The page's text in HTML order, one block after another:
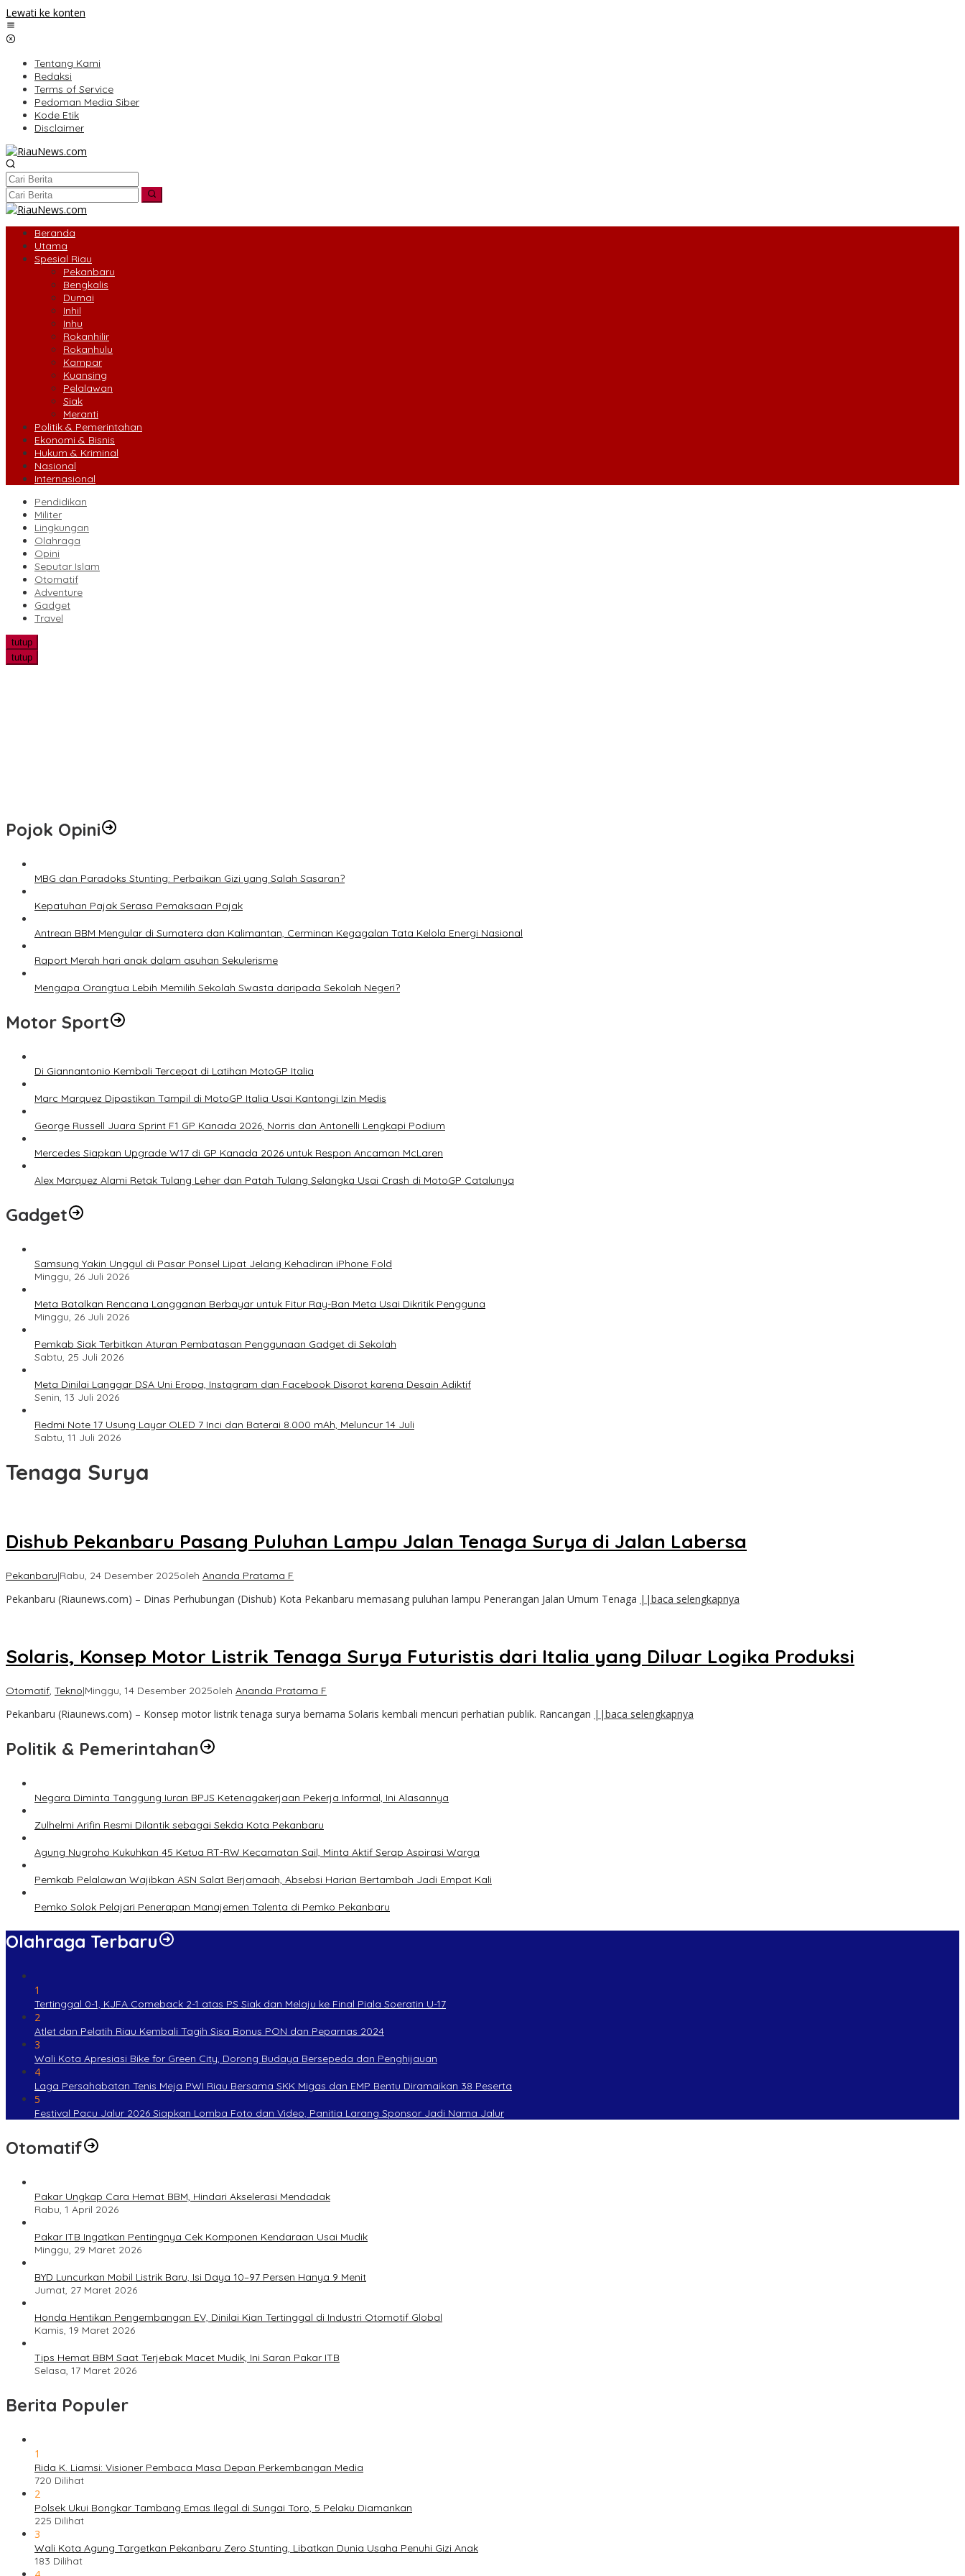
Lewati ke konten
Tentang Kami
Redaksi
Terms of Service
Pedoman Media Siber
Kode Etik
Disclaimer
Beranda
Utama
Spesial Riau
Pekanbaru
Bengkalis
Dumai
Inhil
Inhu
Rokanhilir
Rokanhulu
Kampar
Kuansing
Pelalawan
Siak
Meranti
Politik & Pemerintahan
Ekonomi & Bisnis
Hukum & Kriminal
Nasional
Internasional
Pendidikan
Militer
Lingkungan
Olahraga
Opini
Seputar Islam
Otomatif
Adventure
Gadget
Travel
tutup
tutup
Pojok Opini
MBG dan Paradoks Stunting: Perbaikan Gizi yang Salah Sasaran?
Kepatuhan Pajak Serasa Pemaksaan Pajak
Antrean BBM Mengular di Sumatera dan Kalimantan, Cerminan Kegagalan Tata Kelola Energi Nasional
Raport Merah hari anak dalam asuhan Sekulerisme
Mengapa Orangtua Lebih Memilih Sekolah Swasta daripada Sekolah Negeri?
Motor Sport
Di Giannantonio Kembali Tercepat di Latihan MotoGP Italia
Marc Marquez Dipastikan Tampil di MotoGP Italia Usai Kantongi Izin Medis
George Russell Juara Sprint F1 GP Kanada 2026, Norris dan Antonelli Lengkapi Podium
Mercedes Siapkan Upgrade W17 di GP Kanada 2026 untuk Respon Ancaman McLaren
Alex Marquez Alami Retak Tulang Leher dan Patah Tulang Selangka Usai Crash di MotoGP Catalunya
Gadget
Samsung Yakin Unggul di Pasar Ponsel Lipat Jelang Kehadiran iPhone Fold
Minggu, 26 Juli 2026
Meta Batalkan Rencana Langganan Berbayar untuk Fitur Ray-Ban Meta Usai Dikritik Pengguna
Minggu, 26 Juli 2026
Pemkab Siak Terbitkan Aturan Pembatasan Penggunaan Gadget di Sekolah
Sabtu, 25 Juli 2026
Meta Dinilai Langgar DSA Uni Eropa, Instagram dan Facebook Disorot karena Desain Adiktif
Senin, 13 Juli 2026
Redmi Note 17 Usung Layar OLED 7 Inci dan Baterai 8.000 mAh, Meluncur 14 Juli
Sabtu, 11 Juli 2026
Tenaga Surya
Dishub Pekanbaru Pasang Puluhan Lampu Jalan Tenaga Surya di Jalan Labersa
Pekanbaru|Rabu, 24 Desember 2025oleh Ananda Pratama F
Pekanbaru (Riaunews.com) – Dinas Perhubungan (Dishub) Kota Pekanbaru memasang puluhan lampu Penerangan Jalan Umum Tenaga ||baca selengkapnya
Solaris, Konsep Motor Listrik Tenaga Surya Futuristis dari Italia yang Diluar Logika Produksi
Otomatif, Tekno|Minggu, 14 Desember 2025oleh Ananda Pratama F
Pekanbaru (Riaunews.com) – Konsep motor listrik tenaga surya bernama Solaris kembali mencuri perhatian publik. Rancangan ||baca selengkapnya
Politik & Pemerintahan
Negara Diminta Tanggung Iuran BPJS Ketenagakerjaan Pekerja Informal, Ini Alasannya
Zulhelmi Arifin Resmi Dilantik sebagai Sekda Kota Pekanbaru
Agung Nugroho Kukuhkan 45 Ketua RT-RW Kecamatan Sail, Minta Aktif Serap Aspirasi Warga
Pemkab Pelalawan Wajibkan ASN Salat Berjamaah, Absebsi Harian Bertambah Jadi Empat Kali
Pemko Solok Pelajari Penerapan Manajemen Talenta di Pemko Pekanbaru
Olahraga Terbaru
1
Tertinggal 0-1, KJFA Comeback 2-1 atas PS Siak dan Melaju ke Final Piala Soeratin U-17
2
Atlet dan Pelatih Riau Kembali Tagih Sisa Bonus PON dan Peparnas 2024
3
Wali Kota Apresiasi Bike for Green City, Dorong Budaya Bersepeda dan Penghijauan
4
Laga Persahabatan Tenis Meja PWI Riau Bersama SKK Migas dan EMP Bentu Diramaikan 38 Peserta
5
Festival Pacu Jalur 2026 Siapkan Lomba Foto dan Video, Panitia Larang Sponsor Jadi Nama Jalur
Otomatif
Pakar Ungkap Cara Hemat BBM, Hindari Akselerasi Mendadak
Rabu, 1 April 2026
Pakar ITB Ingatkan Pentingnya Cek Komponen Kendaraan Usai Mudik
Minggu, 29 Maret 2026
BYD Luncurkan Mobil Listrik Baru, Isi Daya 10–97 Persen Hanya 9 Menit
Jumat, 27 Maret 2026
Honda Hentikan Pengembangan EV, Dinilai Kian Tertinggal di Industri Otomotif Global
Kamis, 19 Maret 2026
Tips Hemat BBM Saat Terjebak Macet Mudik, Ini Saran Pakar ITB
Selasa, 17 Maret 2026
Berita Populer
1
Rida K. Liamsi: Visioner Pembaca Masa Depan Perkembangan Media
720 Dilihat
2
Polsek Ukui Bongkar Tambang Emas Ilegal di Sungai Toro, 5 Pelaku Diamankan
225 Dilihat
3
Wali Kota Agung Targetkan Pekanbaru Zero Stunting, Libatkan Dunia Usaha Penuhi Gizi Anak
183 Dilihat